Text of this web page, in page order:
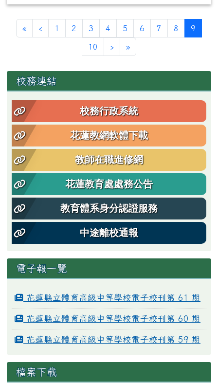
«第一頁
‹ 上一頁
1 2 3 4 5 6 7 8 9
10 ›下一頁
»最後頁
左邊區域內容
校務連結
校務行政系統
花蓮教網軟體下載
教師在職進修網
花蓮教育處處務公告
教育體系身分認證服務
中途離校通報
電子報一覽
花蓮縣立體育高級中等學校電子校刊第 61 期
花蓮縣立體育高級中等學校電子校刊第 60 期
花蓮縣立體育高級中等學校電子校刊第 59 期
檔案下載